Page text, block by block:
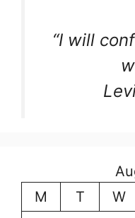
“I will
M
T W